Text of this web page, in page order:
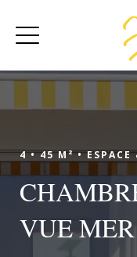
4 •45 M² •
VUE